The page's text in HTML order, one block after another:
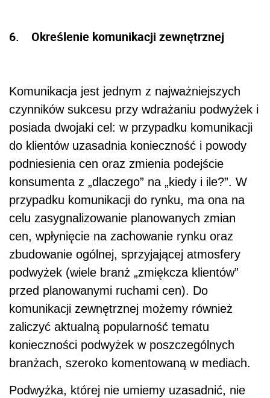
6. Określenie komunikacji zewnętrznej
Komunikacja jest jednym z najważniejszych
czynników sukcesu przy wdrażaniu podwyżek i
posiada dwojaki cel: w przypadku komunikacji
do klientów uzasadnia konieczność i powody
podniesienia cen oraz zmienia podejście
konsumenta z „dlaczego” na „kiedy i ile?”. W
przypadku komunikacji do rynku, ma ona na
celu zasygnalizowanie planowanych zmian
cen, wpłynięcie na zachowanie rynku oraz
zbudowanie ogólnej, sprzyjającej atmosfery
podwyżek (wiele branż „zmiękcza klientów”
przed planowanymi ruchami cen). Do
komunikacji zewnętrznej możemy również
zaliczyć aktualną popularność tematu
konieczności podwyżek w poszczególnych
branżach, szeroko komentowaną w mediach.
Podwyżka, której nie umiemy uzasadnić, nie